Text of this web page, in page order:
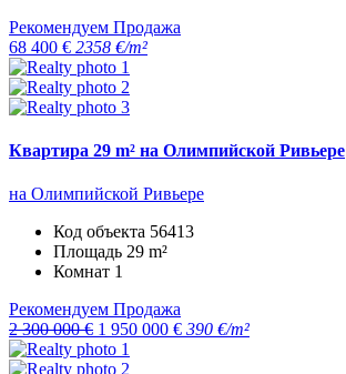
Рекомендуем Продажа
68 400 € 2358 €/m²
Квартира 29 m² на Олимпийской Ривьере
на Олимпийской Ривьере
Код объекта 56413
Площадь 29 m²
Комнат 1
Рекомендуем Продажа
2 300 000 € 1 950 000 € 390 €/m²